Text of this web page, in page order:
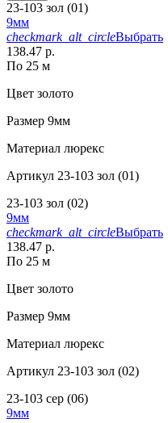
23-103 зол (01)
9мм
checkmark_alt_circleВыбрать
138.47 р.
По 25 м
Цвет золото
Размер 9мм
Материал люрекс
Артикул 23-103 зол (01)
23-103 зол (02)
9мм
checkmark_alt_circleВыбрать
138.47 р.
По 25 м
Цвет золото
Размер 9мм
Материал люрекс
Артикул 23-103 зол (02)
23-103 сер (06)
9мм